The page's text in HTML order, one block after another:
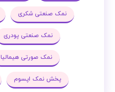
نمک صنعتی شکری
نمک صنعتی پودری
نمک صورتی هیمالیا
پخش نمک اپسوم